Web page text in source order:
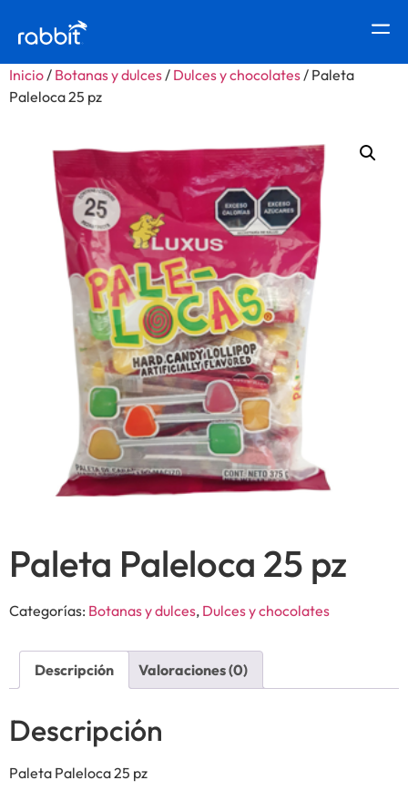
Inicio/ Botanas y dulces/ Dulces y chocolates/ Paleta
Paleloca 25 pz
Paleta Paleloca 25 pz
Categorías: Botanas y dulces, Dulces y chocolates
Descripción Valoraciones (0)
Descripción
Paleta Paleloca 25 pz